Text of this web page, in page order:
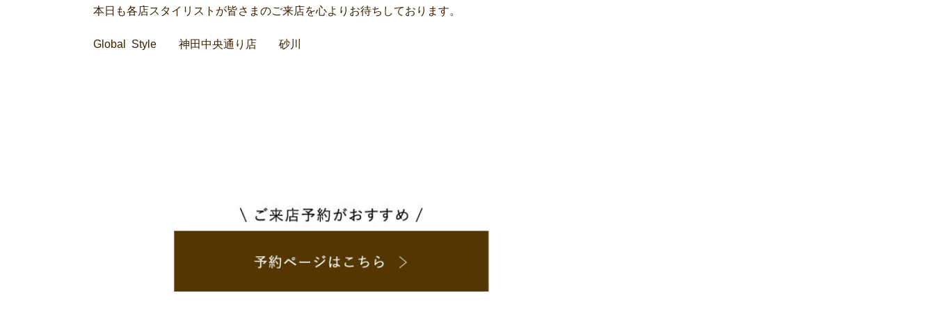
本日も各店スタイリストが皆さまのご来店を心よりお待ちしております。
Global Style 神田中央通り店 砂川